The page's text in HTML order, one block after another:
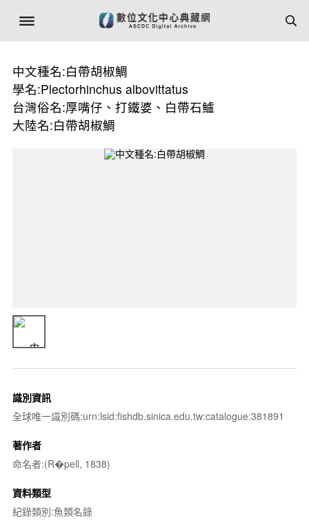
中文種名:白帶胡椒鯛
學名:Plectorhinchus albovittatus
台灣俗名:厚嘴仔、打鐵婆、白帶石鱸
大陸名:白帶胡椒鯛
識別資訊
全球唯一識別碼:urn:lsid:fishdb.sinica.edu.tw:catalogue:381891
著作者
命名者:(R�pell, 1838)
資料類型
紀錄類別:魚類名錄